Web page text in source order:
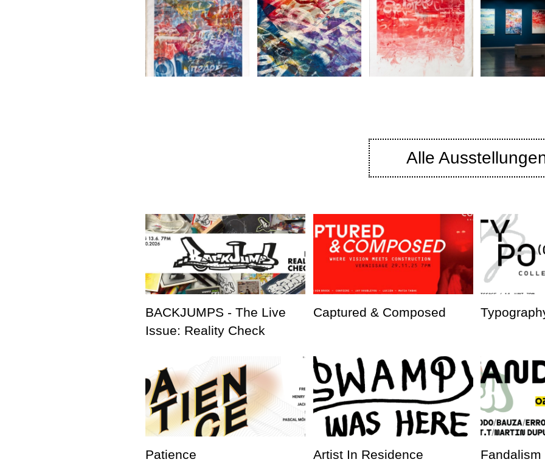
Alle
BACKJUMPS - The Live
Issue: Reality Check
Captured & Composed
Patience
Artist In Residence
Fandalism